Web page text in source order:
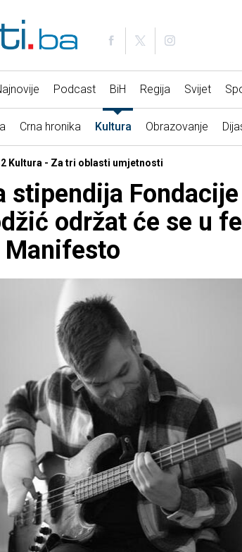
Podcast BiH Regija Svijet
Crna hronika Kultura Obrazovanje
Kultura - Za tri oblasti umjetnosti
stipendija
održat će se u